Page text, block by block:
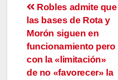
Navegación
de
entradas
Robles admite que
las bases de Rota y
Morón siguen en
funcionamiento pero
con la «limitación»
de no «favorecer» la